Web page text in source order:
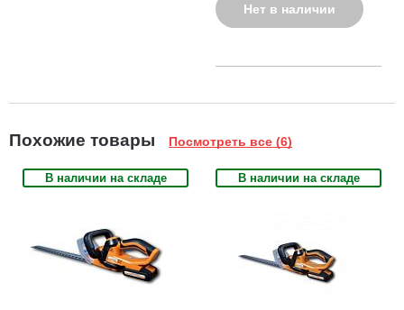
Нет в наличии
Похожие товары Посмотреть все (6)
В наличии на складе В наличии на складе